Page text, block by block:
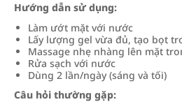
Hướng dẫn sử dụng:
Làm ướt mặt với nước
Lấy lượng gel vừa đủ, tạo bọt
Massage nhẹ nhàng lên mặt
Rửa sạch với nước
Dùng 2 lần/ngày (sáng và tối)
Câu hỏi thường gặp: